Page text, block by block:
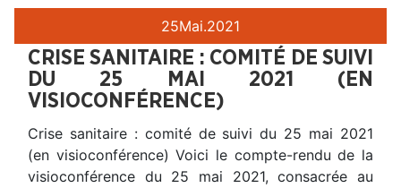
25Mai.2021
CRISE SANITAIRE : COMITÉ DE SUIVI
DU 25 MAI 2021 (EN
VISIOCONFÉRENCE)
Crise sanitaire : comité de suivi du 25 mai 2021
(en visioconférence) Voici le compte-rendu de la
visioconférence du 25 mai 2021, consacrée au